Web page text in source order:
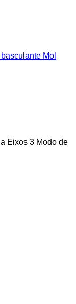
Mol
Eixos 3 Modo de